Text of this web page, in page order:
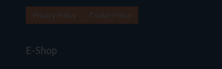
E-Shop